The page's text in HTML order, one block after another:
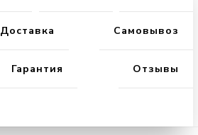
Доставка Самовывоз
Гарантия Отзывы